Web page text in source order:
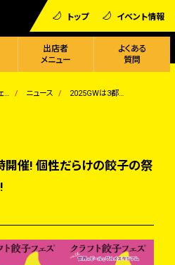
トップ イベント情報
出店者
メニュー
よくある
質問
クラフト餃子フェス HIROSHIMA 2025 with 世界のビールとグルメスタジアム ニュース 2025GWは3都市で同時開催! 個性だらけの餃子の祭典が東京・福岡・広島で!
催! 個性だらけの餃子の祭